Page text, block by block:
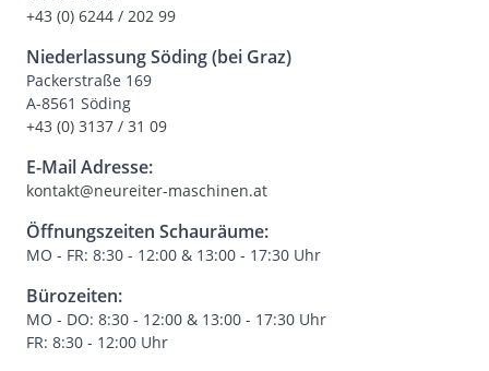
+43 (0) 6244 / 202 99
Niederlassung Söding (bei Graz)
Packerstraße 169
A-8561 Söding
+43 (0) 3137 / 31 09
E-Mail Adresse:
kontakt@neureiter-maschinen.at
Öffnungszeiten Schauräume:
MO - FR: 8:30 - 12:00 & 13:00 - 17:30 Uhr
Bürozeiten:
MO - DO: 8:30 - 12:00 & 13:00 - 17:30 Uhr
FR: 8:30 - 12:00 Uhr